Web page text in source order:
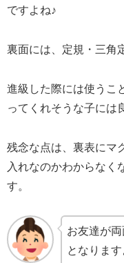
ですよね♪
裏面には、定規・三角
進級した際には使うこ
ってくれそうな子には
残念な点は、裏表にマ
入れなのかわからなく
す。
お友達が
となります